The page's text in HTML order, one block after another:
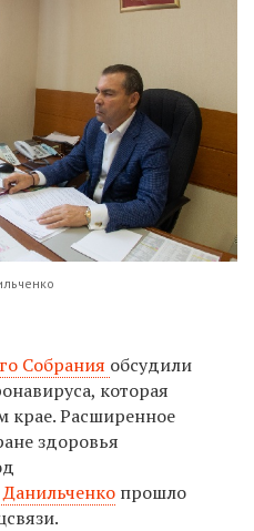
Собрания обсудили
которая
крае. Расширенное
здоровья
прошло